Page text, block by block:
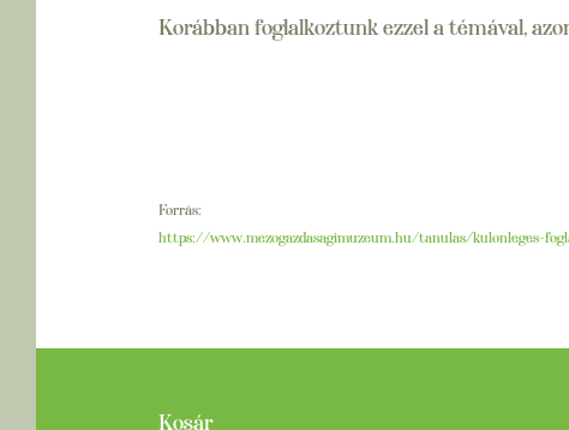
Korábban foglalkoztunk ezzel a témával,
Forrás:
https://www.mezogazdasagimuzeum.hu/tanulas/kulonleges-
Kosár